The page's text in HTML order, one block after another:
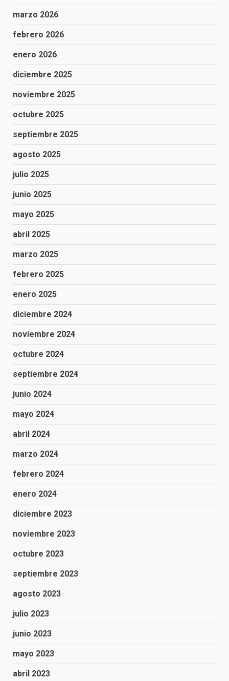
marzo 2026
febrero 2026
enero 2026
diciembre 2025
noviembre 2025
octubre 2025
septiembre 2025
agosto 2025
julio 2025
junio 2025
mayo 2025
abril 2025
marzo 2025
febrero 2025
enero 2025
diciembre 2024
noviembre 2024
octubre 2024
septiembre 2024
junio 2024
mayo 2024
abril 2024
marzo 2024
febrero 2024
enero 2024
diciembre 2023
noviembre 2023
octubre 2023
septiembre 2023
agosto 2023
julio 2023
junio 2023
mayo 2023
abril 2023